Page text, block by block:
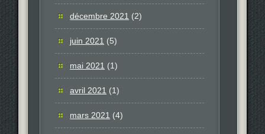
décembre 2021 (2)
juin 2021 (5)
mai 2021 (1)
avril 2021 (1)
mars 2021 (4)